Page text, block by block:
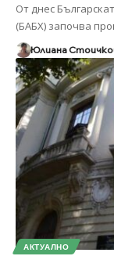
От днес
(БАБХ) започва
Юлиана
АКТУАЛНО